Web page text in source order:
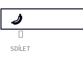
SDÍLET